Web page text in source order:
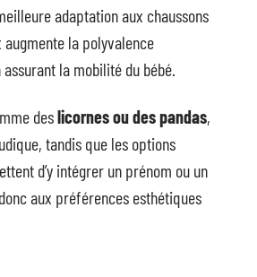
adaptation aux chaussons
la polyvalence
la mobilité du bébé.
deslicornes ou des pandas,
tandis que les options
d’y intégrer un prénom ou un
aux préférences esthétiques